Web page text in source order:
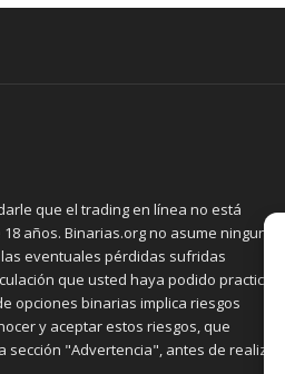
que el trading en línea no está
años. Binarias.org no asume ninguna
eventuales pérdidas sufridas
que usted haya podido practicar.
opciones binarias implica riesgos
y aceptar estos riesgos, que
"Advertencia", antes de realizar